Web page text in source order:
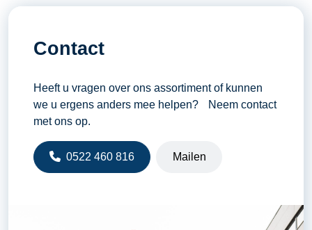
Contact
Heeft u vragen over ons assortiment of kunnen
we u ergens anders mee helpen? Neem contact
met ons op.
0522 460 816 Mailen